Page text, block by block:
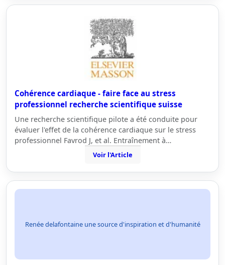
Cohérence cardiaque - faire face au stress
professionnel recherche scientifique suisse
Une recherche scientifique pilote a été conduite pour
évaluer l'effet de la cohérence cardiaque sur le stress
professionnel Favrod J, et al. Entraînement à…
Voir l'Article
Renée delafontaine une source d'inspiration et d'humanité